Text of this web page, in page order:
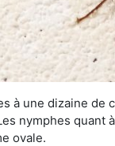
à une dizaine de
nymphes quant
ovale.